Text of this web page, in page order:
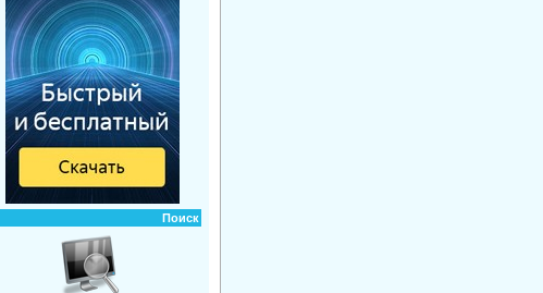
Поиск